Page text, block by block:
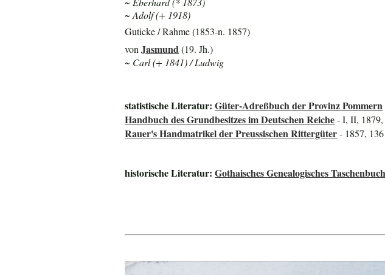
~ Adolf (+ 1918)
Guticke / Rahme (1853-n. 1857)
vonJasmund(19. Jh.)
~ Carl (+ 1841) / Ludwig
statistische Literatur:Güter-Adreßbuch der Provinz Pommern
Handbuch des Grundbesitzes im Deutschen Reiche- I, II, 1879,
Rauer's Handmatrikel der Preussischen Rittergüter- 1857, 136
historische Literatur:Gothaisches Genealogisches